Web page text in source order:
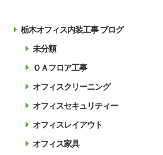
栃木オフィス内装工事 ブログ
未分類
ＯＡフロア工事
オフィスクリーニング
オフィスセキュリティー
オフィスレイアウト
オフィス家具